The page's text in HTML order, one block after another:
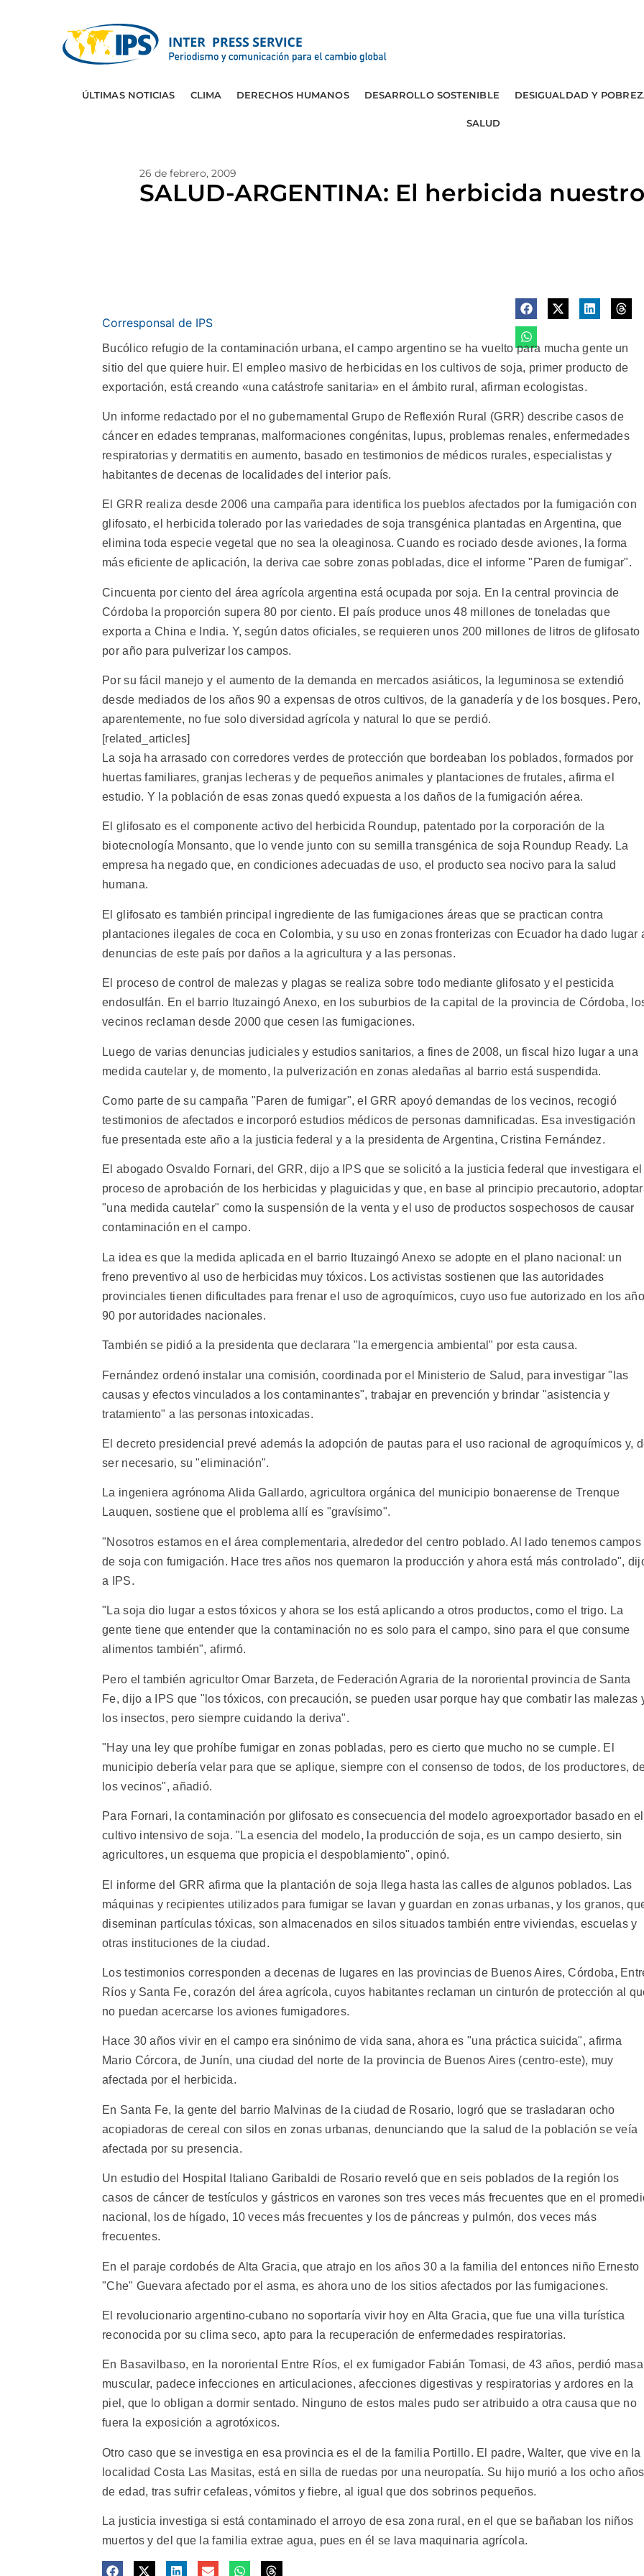
ÚLTIMAS NOTICIAS CLIMA DERECHOS HUMANOS DESARROLLO SOSTENIBLE DESIGUALDAD Y
SALUD
26 de febrero, 2009
SALUD-ARGENTINA: El herbicida
Corresponsal de IPS
Bucólico refugio de la contaminación urbana, el campo argentino se ha vuelto para mucha gente un
sitio del que quiere huir. El empleo masivo de herbicidas en los cultivos de soja, primer producto de
exportación, está creando «una catástrofe sanitaria» en el ámbito rural, afirman ecologistas.
Un informe redactado por el no gubernamental Grupo de Reflexión Rural (GRR) describe casos de
cáncer en edades tempranas, malformaciones congénitas, lupus, problemas renales, enfermedades
respiratorias y dermatitis en aumento, basado en testimonios de médicos rurales, especialistas y
habitantes de decenas de localidades del interior país.
El GRR realiza desde 2006 una campaña para identifica los pueblos afectados por la fumigación con
glifosato, el herbicida tolerado por las variedades de soja transgénica plantadas en Argentina, que
elimina toda especie vegetal que no sea la oleaginosa. Cuando es rociado desde aviones, la forma
más eficiente de aplicación, la deriva cae sobre zonas pobladas, dice el informe "Paren de fumigar".
Cincuenta por ciento del área agrícola argentina está ocupada por soja. En la central provincia de
Córdoba la proporción supera 80 por ciento. El país produce unos 48 millones de toneladas que
exporta a China e India. Y, según datos oficiales, se requieren unos 200 millones de litros de glifosato
por año para pulverizar los campos.
Por su fácil manejo y el aumento de la demanda en mercados asiáticos, la leguminosa se extendió
desde mediados de los años 90 a expensas de otros cultivos, de la ganadería y de los bosques. Pero,
aparentemente, no fue solo diversidad agrícola y natural lo que se perdió.
[related_articles]
La soja ha arrasado con corredores verdes de protección que bordeaban los poblados, formados por
huertas familiares, granjas lecheras y de pequeños animales y plantaciones de frutales, afirma el
estudio. Y la población de esas zonas quedó expuesta a los daños de la fumigación aérea.
El glifosato es el componente activo del herbicida Roundup, patentado por la corporación de la
biotecnología Monsanto, que lo vende junto con su semilla transgénica de soja Roundup Ready. La
empresa ha negado que, en condiciones adecuadas de uso, el producto sea nocivo para la salud
humana.
El glifosato es también principal ingrediente de las fumigaciones áreas que se practican contra
plantaciones ilegales de coca en Colombia, y su uso en zonas fronterizas con Ecuador ha dado lugar
denuncias de este país por daños a la agricultura y a las personas.
El proceso de control de malezas y plagas se realiza sobre todo mediante glifosato y el pesticida
endosulfán. En el barrio Ituzaingó Anexo, en los suburbios de la capital de la provincia de Córdoba,
vecinos reclaman desde 2000 que cesen las fumigaciones.
Luego de varias denuncias judiciales y estudios sanitarios, a fines de 2008, un fiscal hizo lugar a una
medida cautelar y, de momento, la pulverización en zonas aledañas al barrio está suspendida.
Como parte de su campaña "Paren de fumigar", el GRR apoyó demandas de los vecinos, recogió
testimonios de afectados e incorporó estudios médicos de personas damnificadas. Esa investigación
fue presentada este año a la justicia federal y a la presidenta de Argentina, Cristina Fernández.
El abogado Osvaldo Fornari, del GRR, dijo a IPS que se solicitó a la justicia federal que investigara el
proceso de aprobación de los herbicidas y plaguicidas y que, en base al principio precautorio,
"una medida cautelar" como la suspensión de la venta y el uso de productos sospechosos de causar
contaminación en el campo.
La idea es que la medida aplicada en el barrio Ituzaingó Anexo se adopte en el plano nacional: un
freno preventivo al uso de herbicidas muy tóxicos. Los activistas sostienen que las autoridades
provinciales tienen dificultades para frenar el uso de agroquímicos, cuyo uso fue autorizado en los
90 por autoridades nacionales.
También se pidió a la presidenta que declarara "la emergencia ambiental" por esta causa.
Fernández ordenó instalar una comisión, coordinada por el Ministerio de Salud, para investigar "las
causas y efectos vinculados a los contaminantes", trabajar en prevención y brindar "asistencia y
tratamiento" a las personas intoxicadas.
El decreto presidencial prevé además la adopción de pautas para el uso racional de agroquímicos y,
ser necesario, su "eliminación".
La ingeniera agrónoma Alida Gallardo, agricultora orgánica del municipio bonaerense de Trenque
Lauquen, sostiene que el problema allí es "gravísimo".
"Nosotros estamos en el área complementaria, alrededor del centro poblado. Al lado tenemos campos
de soja con fumigación. Hace tres años nos quemaron la producción y ahora está más controlado",
a IPS.
"La soja dio lugar a estos tóxicos y ahora se los está aplicando a otros productos, como el trigo. La
gente tiene que entender que la contaminación no es solo para el campo, sino para el que consume
alimentos también", afirmó.
Pero el también agricultor Omar Barzeta, de Federación Agraria de la nororiental provincia de Santa
Fe, dijo a IPS que "los tóxicos, con precaución, se pueden usar porque hay que combatir las malezas
los insectos, pero siempre cuidando la deriva".
"Hay una ley que prohíbe fumigar en zonas pobladas, pero es cierto que mucho no se cumple. El
municipio debería velar para que se aplique, siempre con el consenso de todos, de los productores,
los vecinos", añadió.
Para Fornari, la contaminación por glifosato es consecuencia del modelo agroexportador basado en el
cultivo intensivo de soja. "La esencia del modelo, la producción de soja, es un campo desierto, sin
agricultores, un esquema que propicia el despoblamiento", opinó.
El informe del GRR afirma que la plantación de soja llega hasta las calles de algunos poblados. Las
máquinas y recipientes utilizados para fumigar se lavan y guardan en zonas urbanas, y los granos,
diseminan partículas tóxicas, son almacenados en silos situados también entre viviendas, escuelas y
otras instituciones de la ciudad.
Los testimonios corresponden a decenas de lugares en las provincias de Buenos Aires, Córdoba,
Ríos y Santa Fe, corazón del área agrícola, cuyos habitantes reclaman un cinturón de protección al
no puedan acercarse los aviones fumigadores.
Hace 30 años vivir en el campo era sinónimo de vida sana, ahora es "una práctica suicida", afirma
Mario Córcora, de Junín, una ciudad del norte de la provincia de Buenos Aires (centro-este), muy
afectada por el herbicida.
En Santa Fe, la gente del barrio Malvinas de la ciudad de Rosario, logró que se trasladaran ocho
acopiadoras de cereal con silos en zonas urbanas, denunciando que la salud de la población se veía
afectada por su presencia.
Un estudio del Hospital Italiano Garibaldi de Rosario reveló que en seis poblados de la región los
casos de cáncer de testículos y gástricos en varones son tres veces más frecuentes que en el
nacional, los de hígado, 10 veces más frecuentes y los de páncreas y pulmón, dos veces más
frecuentes.
En el paraje cordobés de Alta Gracia, que atrajo en los años 30 a la familia del entonces niño Ernesto
"Che" Guevara afectado por el asma, es ahora uno de los sitios afectados por las fumigaciones.
El revolucionario argentino-cubano no soportaría vivir hoy en Alta Gracia, que fue una villa turística
reconocida por su clima seco, apto para la recuperación de enfermedades respiratorias.
En Basavilbaso, en la nororiental Entre Ríos, el ex fumigador Fabián Tomasi, de 43 años, perdió masa
muscular, padece infecciones en articulaciones, afecciones digestivas y respiratorias y ardores en la
piel, que lo obligan a dormir sentado. Ninguno de estos males pudo ser atribuido a otra causa que no
fuera la exposición a agrotóxicos.
Otro caso que se investiga en esa provincia es el de la familia Portillo. El padre, Walter, que vive en la
localidad Costa Las Masitas, está en silla de ruedas por una neuropatía. Su hijo murió a los ocho años
de edad, tras sufrir cefaleas, vómitos y fiebre, al igual que dos sobrinos pequeños.
La justicia investiga si está contaminado el arroyo de esa zona rural, en el que se bañaban los niños
muertos y del que la familia extrae agua, pues en él se lava maquinaria agrícola.